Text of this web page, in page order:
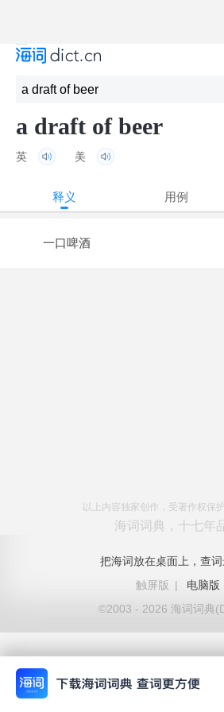
a draft of beer
英 美
释义 用例
一口啤酒
以上内容独家创作，受著作权保
海词词典，十七年
把海词放在桌面上，查
触屏版
|
电脑版
©2003 - 2026 海词词典